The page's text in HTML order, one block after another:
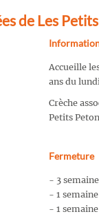
de Les
Accueille
ans du
Crèche
Petits
Fermeture
- 3
- 1
- 1